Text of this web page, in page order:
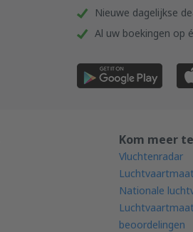
Nieuwe dagelijkse
Al uw boekingen op
Kom meer
Vluchtenradar
Nationale
beoordelingen